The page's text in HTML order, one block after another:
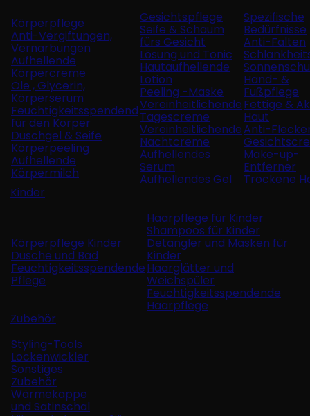
Körperpflege
Anti-Vergiftungen,
Vernarbungen
Aufhellende
Körpercreme
Öle , Glycerin,
Körperserum
Feuchtigkeitsspendend
für den Körper
Duschgel & Seife
Körperpeeling
Aufhellende
Körpermilch
Gesichtspflege
Seife & Schaum
fürs Gesicht
Lösung und Tonic
Hautaufhellende
Lotion
Peeling -Maske
Vereinheitlichende
Tagescreme
Vereinheitlichende
Nachtcreme
Aufhellendes
Serum
Aufhellendes Gel
Spezifische
Bedürfnisse
Anti-Falten
Hand- &
Fußpflege
Fettige &
Haut
Anti-
Make-up-
Entferner
Trockene
Kinder
Körperpflege Kinder
Dusche und Bad
Feuchtigkeitsspendende
Pflege
Haarpflege für Kinder
Shampoos für Kinder
Detangler und Masken für
Kinder
Haarglätter und
Weichspüler
Feuchtigkeitsspendende
Haarpflege
Zubehör
Styling-Tools
Lockenwickler
Sonstiges
Zubehör
Wärmekappe
und Satinschal